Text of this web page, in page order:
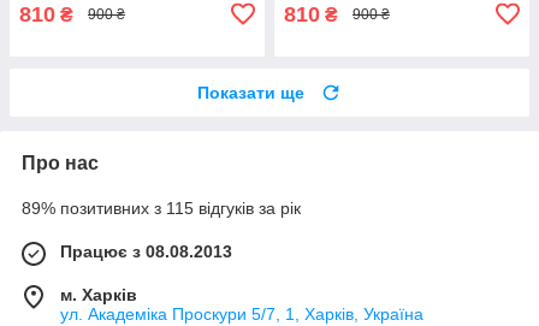
810 ₴ 900 ₴ 810 ₴ 900 ₴
Показати ще
Про нас
89% позитивних з 115 відгуків за рік
Працює з 08.08.2013
м. Харків
ул. Академіка Проскури 5/7, 1, Харків, Україна